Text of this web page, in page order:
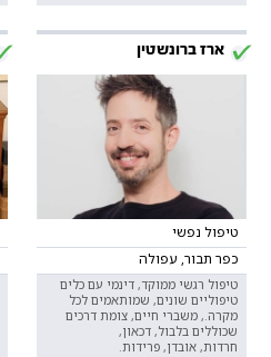
ארז ברונשטין
טיפול נפשי
כפר תבור, עפולה
טיפול רגשי ממוקד, דינמי עם כלים
טיפוליים שונים, שמותאמים לכל
מקרה., משברי חיים, צומת דרכים
שכוללים בלבול, דכאון,
חרדות, אובדן, פרידות.